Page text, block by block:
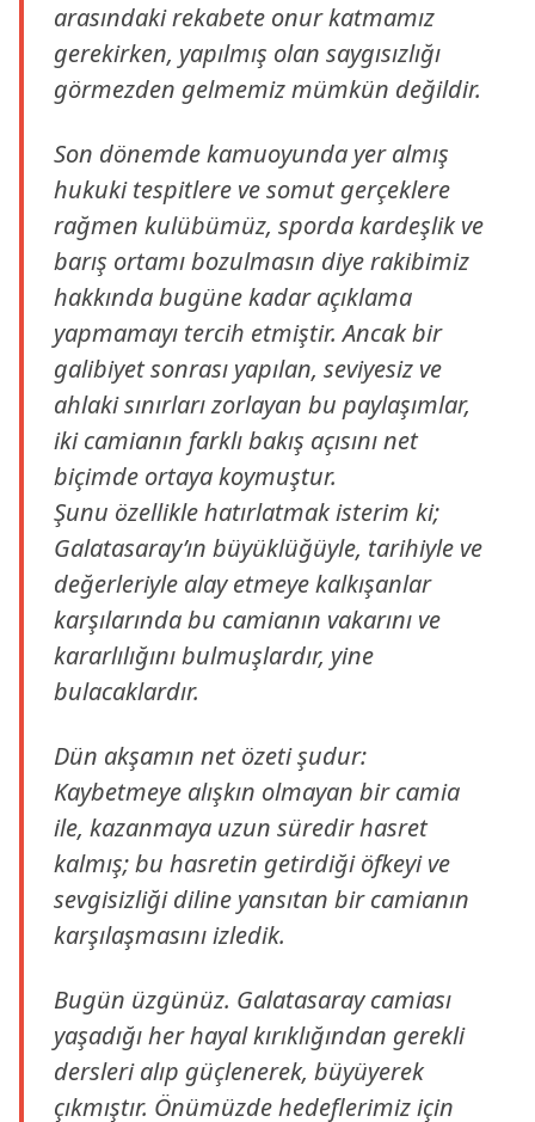
arasındaki rekabete onur katmamız
gerekirken, yapılmış olan saygısızlığı
görmezden gelmemiz mümkün değildir.
Son dönemde kamuoyunda yer almış
hukuki tespitlere ve somut gerçeklere
rağmen kulübümüz, sporda kardeşlik ve
barış ortamı bozulmasın diye rakibimiz
hakkında bugüne kadar açıklama
yapmamayı tercih etmiştir. Ancak bir
galibiyet sonrası yapılan, seviyesiz ve
ahlaki sınırları zorlayan bu paylaşımlar,
iki camianın farklı bakış açısını net
biçimde ortaya koymuştur.
Şunu özellikle hatırlatmak isterim ki;
Galatasaray’ın büyüklüğüyle, tarihiyle ve
değerleriyle alay etmeye kalkışanlar
karşılarında bu camianın vakarını ve
kararlılığını bulmuşlardır, yine
bulacaklardır.
Dün akşamın net özeti şudur:
Kaybetmeye alışkın olmayan bir camia
ile, kazanmaya uzun süredir hasret
kalmış; bu hasretin getirdiği öfkeyi ve
sevgisizliği diline yansıtan bir camianın
karşılaşmasını izledik.
Bugün üzgünüz. Galatasaray camiası
yaşadığı her hayal kırıklığından gerekli
dersleri alıp güçlenerek, büyüyerek
çıkmıştır. Önümüzde hedeflerimiz için